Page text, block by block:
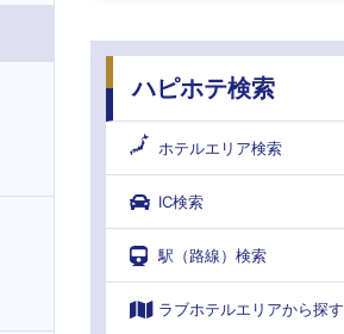
ハピホテ検索
ホテルエリア検索
IC検索
駅（路線）検索
ラブホテルエリアから探す